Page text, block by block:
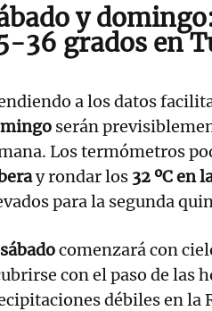
y
36 grados en
a los datos
serán
Los termómetros
y rondar los 32 ºC en
para la segunda
sábadocomenzará con
con el paso de las
débiles en la